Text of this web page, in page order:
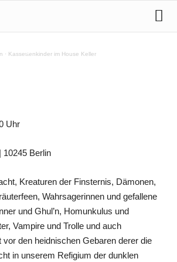
· Kassettenkinder im House Keller
Uhr
10245 Berlin
Kreaturen der Finsternis, Dämonen,
Wahrsagerinnen und gefallene
und Ghul’n, Homunkulus und
Vampire und Trolle und auch
vor den heidnischen Gebaren derer die
in unserem Refigium der dunklen